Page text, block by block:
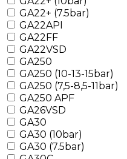
GA22+ (7.5bar)
GA22API
GA22FF
GA22VSD
GA250
GA250 (10-13-15bar)
GA250 (7,5-8,5-11bar)
GA250 APF
GA26VSD
GA30
GA30 (10bar)
GA30 (7.5bar)